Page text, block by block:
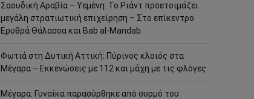
Σαουδική Αραβία – Υεμένη: Το Ριάντ προετοιμάζει
μεγάλη στρατιωτική επιχείρηση – Στο επίκεντρο
Ερυθρά Θάλασσα και Bab al-Mandab
Φωτιά στη Δυτική Αττική: Πύρινος κλοιός στα
Μέγαρα – Εκκενώσεις με 112 και μάχη με τις φλόγες
Μέγαρα: Γυναίκα παρασύρθηκε από συρμό του